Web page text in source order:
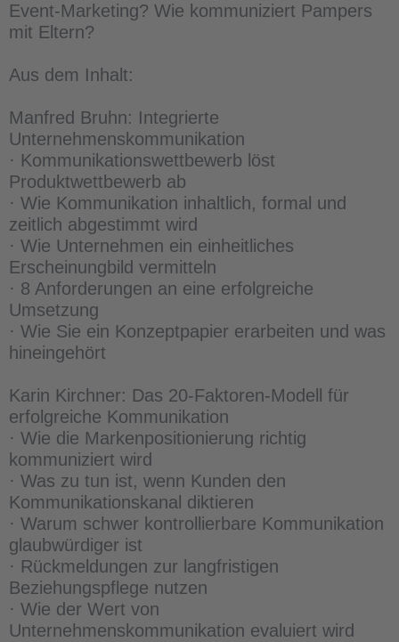
Event-Marketing? Wie kommuniziert Pampers
mit Eltern?
Aus dem Inhalt:
Manfred Bruhn: Integrierte
Unternehmenskommunikation
· Kommunikationswettbewerb löst
Produktwettbewerb ab
· Wie Kommunikation inhaltlich, formal und
zeitlich abgestimmt wird
· Wie Unternehmen ein einheitliches
Erscheinungbild vermitteln
· 8 Anforderungen an eine erfolgreiche
Umsetzung
· Wie Sie ein Konzeptpapier erarbeiten und was
hineingehört
Karin Kirchner: Das 20-Faktoren-Modell für
erfolgreiche Kommunikation
· Wie die Markenpositionierung richtig
kommuniziert wird
· Was zu tun ist, wenn Kunden den
Kommunikationskanal diktieren
· Warum schwer kontrollierbare Kommunikation
glaubwürdiger ist
· Rückmeldungen zur langfristigen
Beziehungspflege nutzen
· Wie der Wert von
Unternehmenskommunikation evaluiert wird